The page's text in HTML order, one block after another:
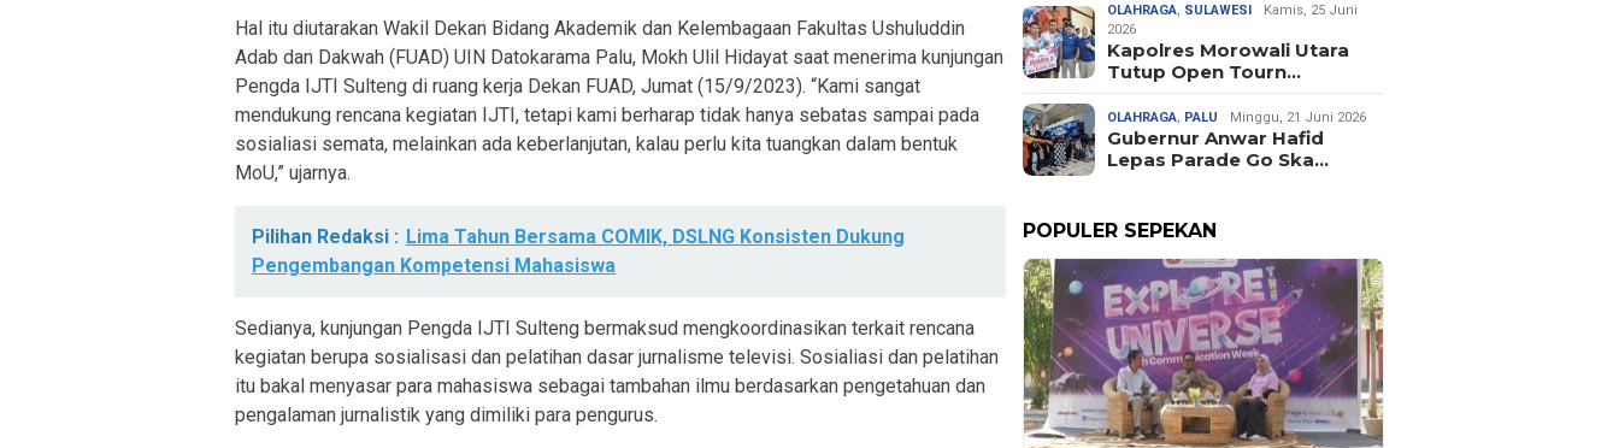
Hal itu diutarakan Wakil Dekan Bidang Akademik dan Kelembagaan Fakultas Ushuluddin
Adab dan Dakwah (FUAD) UIN Datokarama Palu, Mokh Ulil Hidayat saat menerima kunjungan
Pengda IJTI Sulteng di ruang kerja Dekan FUAD, Jumat (15/9/2023). “Kami sangat
mendukung rencana kegiatan IJTI, tetapi kami berharap tidak hanya sebatas sampai pada
sosialiasi semata, melainkan ada keberlanjutan, kalau perlu kita tuangkan dalam bentuk
MoU,” ujarnya.
Pilihan Redaksi : Lima Tahun Bersama COMIK, DSLNG Konsisten Dukung
Pengembangan Kompetensi Mahasiswa
Sedianya, kunjungan Pengda IJTI Sulteng bermaksud mengkoordinasikan terkait rencana
kegiatan berupa sosialisasi dan pelatihan dasar jurnalisme televisi. Sosialiasi dan pelatihan
itu bakal menyasar para mahasiswa sebagai tambahan ilmu berdasarkan pengetahuan dan
pengalaman jurnalistik yang dimiliki para pengurus.
OLAHRAGA SULAWESI
Kamis, 25 Juni
2026
Kapolres Morowali Utara
Tutup Open Tourn…
OLAHRAGA PALU Minggu, 21 Juni 2026
Gubernur Anwar Hafid
Lepas Parade Go Ska…
POPULER SEPEKAN